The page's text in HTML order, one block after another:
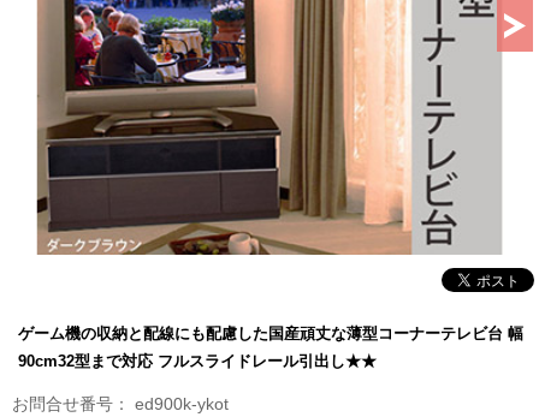
ゲーム機の収納と配線にも配慮した国産頑丈な薄型コーナーテレビ台 幅
90cm32型まで対応 フルスライドレール引出し★★
ed900k-ykot